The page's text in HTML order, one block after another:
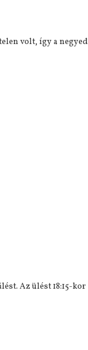
volt, így a negyed
Az ülést 18:15-kor